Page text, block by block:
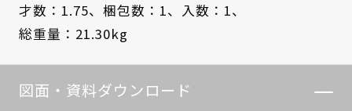
才数：1.75、 梱包数：1、
入数：1、
総重量：21.30kg
図面・資料ダウンロード